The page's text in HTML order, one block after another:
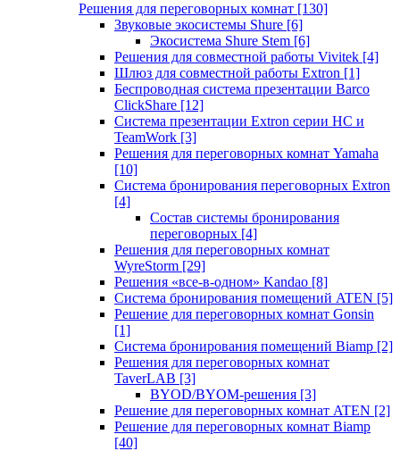
Решения для переговорных комнат [130]
Звуковые экосистемы Shure [6]
Экосистема Shure Stem [6]
Решения для совместной работы Vivitek [4]
Шлюз для совместной работы Extron [1]
Беспроводная система презентации Barco
ClickShare [12]
Система презентации Extron серии HC и
TeamWork [3]
Решения для переговорных комнат Yamaha
[10]
Система бронирования переговорных Extron
[4]
Состав системы бронирования
переговорных [4]
Решения для переговорных комнат
WyreStorm [29]
Решения «все-в-одном» Kandao [8]
Система бронирования помещений ATEN [5]
Решение для переговорных комнат Gonsin
[1]
Система бронирования помещений Biamp [2]
Решения для переговорных комнат
TaverLAB [3]
BYOD/BYOM-решения [3]
Решение для переговорных комнат ATEN [2]
Решение для переговорных комнат Biamp
[40]